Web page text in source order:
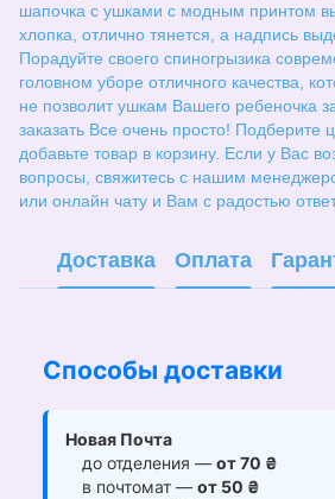
шапочка с ушками с модным принтом
хлопка, отлично тянется, а надпись
Порадуйте своего спиногрызика
головном уборе отличного качества,
не позволит ушкам Вашего ребеночка
заказать Все очень просто! Подберите
добавьте товар в корзину. Если у Вас
вопросы, свяжитесь с нашим
или онлайн чату и Вам с радостью
Доставка Оплата
Способы доставки
Новая Почта
до отделения — от 70 ₴
в почтомат — от 50 ₴